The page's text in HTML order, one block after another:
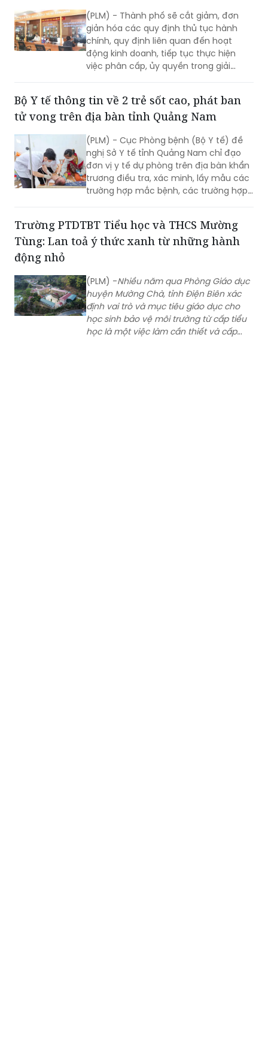
trên địa bàn quận được giao lưu, thể
hiện năng khiếu cũng như sự tự tin
trong hoạt động hằng ngày.
(PLM) - Thành phố sẽ cắt giảm, đơn
giản hóa các quy định thủ tục hành
chính, quy định liên quan đến hoạt
động kinh doanh, tiếp tục thực hiện
việc phân cấp, ủy quyền trong giải
Bộ Y tế thông tin về 2 trẻ sốt cao, phát ban
tử vong trên địa bàn tỉnh Quảng Nam
(PLM) - Cục Phòng bệnh (Bộ Y tế) đề
nghị Sở Y tế tỉnh Quảng Nam chỉ đạo
đơn vị y tế dự phòng trên địa bàn khẩn
trương điều tra, xác minh, lấy mẫu các
trường hợp mắc bệnh, các trường hợp
phát hiện sớm các trường hợp mắc
mới tại cộng đồng.
Trường PTDTBT Tiểu học và THCS Mường
Tùng: Lan toả ý thức xanh từ những hành
động nhỏ
(PLM) -Nhiều năm qua Phòng Giáo dục
huyện Mường Chà, tỉnh Điện Biên xác
định vai trò và mục tiêu giáo dục cho
học sinh bảo vệ môi trường từ cấp tiểu
học là một việc làm cần thiết và cấp